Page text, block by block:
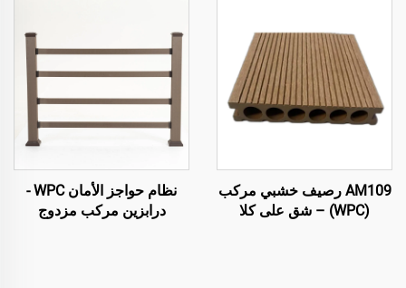
AM109 رصيف خشبي مركب
(WPC) – شق على كلا
نظام حواجز الأمان WPC -
درابزين مركب مزدوج